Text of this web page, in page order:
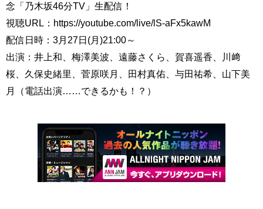
念「乃木坂46分TV」生配信！
視聴URL：https://youtube.com/live/lS-aFx5kawM
配信日時：3月27日(月)21:00～
出演：井上和、梅澤美波、遠藤さくら、賀喜遥香、川﨑
桜、久保史緒里、菅原咲月、田村真佑、与田祐希、山下美
月（電話出演……できるかも！？）